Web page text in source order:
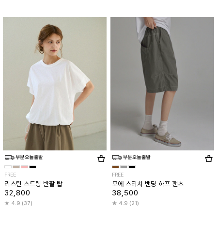
FREE
리스틴 스트링 반팔 탑
32,800
4.9 (37)
FREE
모에 스티치 밴딩 하프 팬츠
38,500
4.9 (21)